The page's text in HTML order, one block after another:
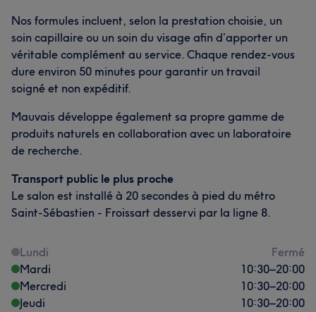
Nos formules incluent, selon la prestation choisie, un
soin capillaire ou un soin du visage afin d’apporter un
véritable complément au service. Chaque rendez-vous
dure environ 50 minutes pour garantir un travail
soigné et non expéditif.
Mauvais développe également sa propre gamme de
produits naturels en collaboration avec un laboratoire
de recherche.
Transport public le plus proche
Le salon est installé à 20 secondes à pied du métro
Saint-Sébastien - Froissart desservi par la ligne 8.
Lundi
Fermé
Mardi
10:30–20:00
Mercredi
10:30–20:00
Jeudi
10:30–20:00